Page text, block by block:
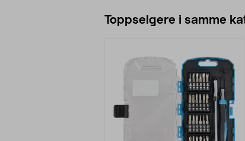
Toppselgere i samme